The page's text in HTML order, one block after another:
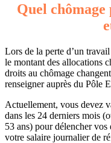
Quel
Lors de la perte d’un
le montant des allocations
droits au chômage
renseigner auprès du Pôle
Actuellement, vous devez
dans les 24 derniers mois
53 ans) pour délencher
votre salaire journalier de